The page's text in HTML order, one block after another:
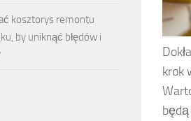
krok
kosztorys remontu
by uniknąć błędów i